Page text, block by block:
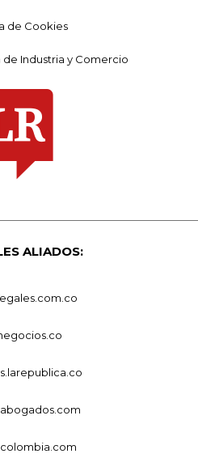
de Cookies
Industria y Comercio
ALIADOS: